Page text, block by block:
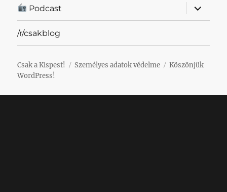
Podcast
almenü
/r/csakblog
Csak a Kispest! Személyes adatok védelme
Köszönjük
WordPress!